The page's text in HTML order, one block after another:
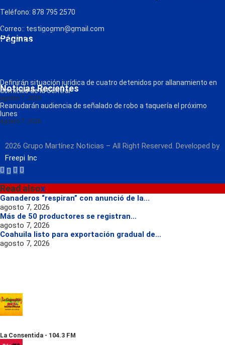
Teléfono: 878 795 2570
Correo:: testigogmn@gmail.com
Páginas
¡Descarga nuestra App!
FM Globo
Radio
Noticias Recientes
Definirán situación jurídica de cuatro detenidos por allanamiento en
domicilio de la Central
agosto 7, 2026
Reanudarán audiencia de señalado de robo a taquería el próximo
lunes
agosto 7, 2026
2026 Grupo Martínez Noticias – All Right Reserved. Developed by
Freepi Inc
Read alsox
Ganaderos “respiran” con anunció de la...
agosto 7, 2026
Más de 50 productores se registran...
agosto 7, 2026
Coahuila listo para exportación gradual de...
agosto 7, 2026
La Consentida - 104.3 FM